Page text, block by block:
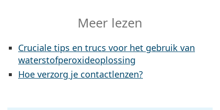
Meer lezen
Cruciale tips en trucs voor het gebruik van
waterstofperoxideoplossing
Hoe verzorg je contactlenzen?